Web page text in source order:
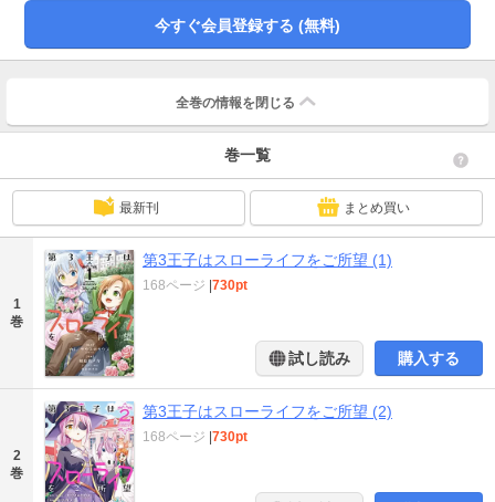
もったまま再転生できることに。今度こそ穏やかで健やかな人生を送るべく、
第3王子・シリウスとして、3度目の転生ライフを始めます♪★単行本カバー下画
像収録★電子版は連載時のカラーを収録しております！
今すぐ会員登録する (無料)
全巻の情報を 閉じる
巻一覧
最新刊 まとめ買い
1
巻
第3王子はスローライフをご所望 (1)
168ページ 730pt
試し読み 購入する
2
巻
第3王子はスローライフをご所望 (2)
168ページ 730pt